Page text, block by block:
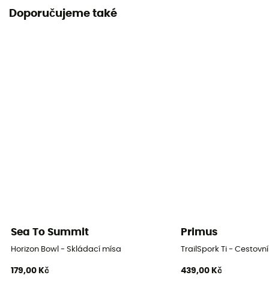
Doporučujeme také
Sea To Summit
Horizon Bowl - Skládací mísa
179,00 Kč
Primus
TrailSpork Ti -
439,00 Kč